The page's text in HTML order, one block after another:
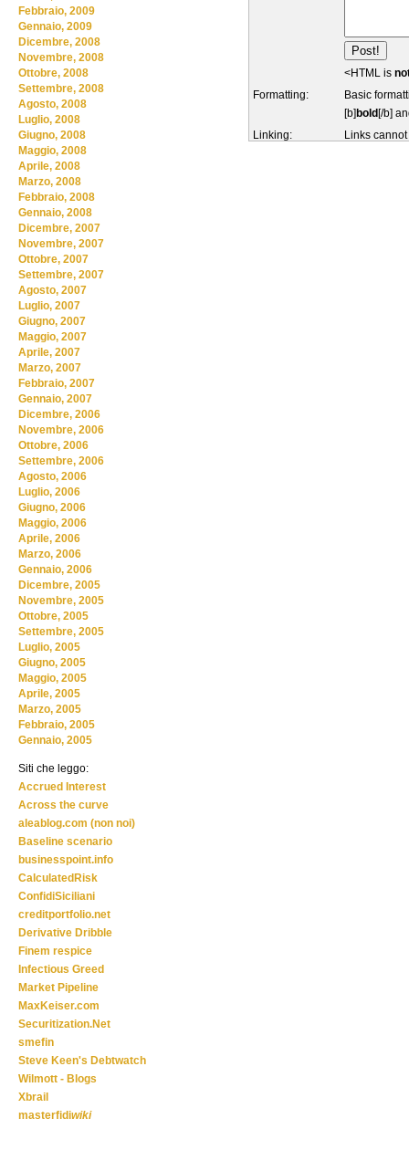
<HTML is
Formatting:
Basic
[b] bold [/b]
Linking:
Links
Febbraio, 2009
Gennaio, 2009
Dicembre, 2008
Novembre, 2008
Ottobre, 2008
Settembre, 2008
Agosto, 2008
Luglio, 2008
Giugno, 2008
Maggio, 2008
Aprile, 2008
Marzo, 2008
Febbraio, 2008
Gennaio, 2008
Dicembre, 2007
Novembre, 2007
Ottobre, 2007
Settembre, 2007
Agosto, 2007
Luglio, 2007
Giugno, 2007
Maggio, 2007
Aprile, 2007
Marzo, 2007
Febbraio, 2007
Gennaio, 2007
Dicembre, 2006
Novembre, 2006
Ottobre, 2006
Settembre, 2006
Agosto, 2006
Luglio, 2006
Giugno, 2006
Maggio, 2006
Aprile, 2006
Marzo, 2006
Gennaio, 2006
Dicembre, 2005
Novembre, 2005
Ottobre, 2005
Settembre, 2005
Luglio, 2005
Giugno, 2005
Maggio, 2005
Aprile, 2005
Marzo, 2005
Febbraio, 2005
Gennaio, 2005
Siti che leggo:
Accrued Interest
Across the curve
aleablog.com (non noi)
Baseline scenario
businesspoint.info
CalculatedRisk
ConfidiSiciliani
creditportfolio.net
Derivative Dribble
Finem respice
Infectious Greed
Market Pipeline
MaxKeiser.com
Securitization.Net
smefin
Steve Keen's Debtwatch
Wilmott - Blogs
Xbrail
masterfidiwiki